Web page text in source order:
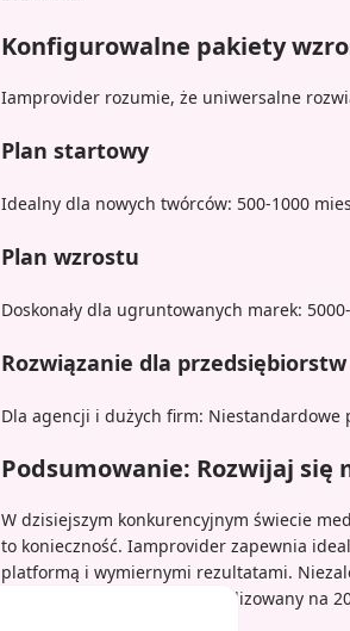
Konfigurowalne pakiety
Iamprovider rozumie, że uniwersalne
Plan startowy
Idealny dla nowych twórców: 500-1000
Plan wzrostu
Doskonały dla ugruntowanych marek:
Rozwiązanie dla przedsiębiorstw
Dla agencji i dużych firm: Niestandardowe
Podsumowanie: Rozwijaj się
W dzisiejszym konkurencyjnym świecie
to konieczność. Iamprovider zapewnia
platformą i wymiernymi rezultatami.
marketingową, nasz zoptymalizowany na